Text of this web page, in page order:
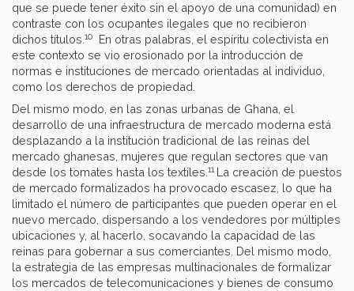
que se puede tener éxito sin el apoyo de una comunidad) en
contraste con los ocupantes ilegales que no recibieron
dichos títulos. 10
En otras palabras, el espíritu colectivista en
este contexto se vio erosionado por la introducción de
normas e instituciones de mercado orientadas al individuo,
como los derechos de propiedad.
Del mismo modo, en las zonas urbanas de Ghana, el
desarrollo de una infraestructura de mercado moderna está
desplazando a la institución tradicional de las reinas del
mercado ghanesas, mujeres que regulan sectores que van
desde los tomates hasta los textiles. 11 La creación de puestos
de mercado formalizados ha provocado escasez, lo que ha
limitado el número de participantes que pueden operar en el
nuevo mercado, dispersando a los vendedores por múltiples
ubicaciones y, al hacerlo, socavando la capacidad de las
reinas para gobernar a sus comerciantes. Del mismo modo,
la estrategia de las empresas multinacionales de formalizar
los mercados de telecomunicaciones y bienes de consumo